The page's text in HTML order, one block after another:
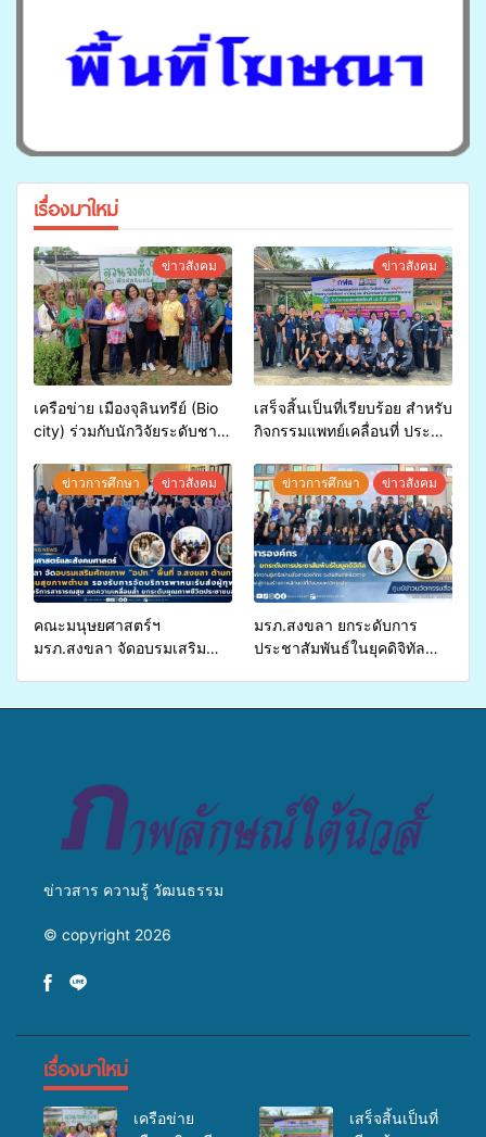
เรื่องมาใหม่
ข่าวสังคม
เครือข่าย เมืองจุลินทรีย์ (Bio
city) ร่วมกับนักวิจัยระดับชาติ
ประโยชน์จากสาหร่ายและ
เห็ดไมคอร์ไรซาสำหรับปลูกไม้
มีค่า-พืชเศรษฐกิจ”
ข่าวสังคม
เสร็จสิ้นเป็นที่เรียบร้อย สำหรับ
กิจกรรมแพทย์เคลื่อนที่ ประจำ
สุขภาพแก่ประชาชนในพื้นที่
อำเภอจะนะ
ข่าวการศึกษา ข่าวสังคม
คณะมนุษยศาสตร์ฯ
มรภ.สงขลา จัดอบรมเสริม
เหลื่อมล้ำ ยกระดับคุณภาพ
ชีวิตประชาชนอย่างยั่งยืน
ข่าวการศึกษา ข่าวสังคม
มรภ.สงขลา ยกระดับการ
ประชาสัมพันธ์ในยุคดิจิทัล
ข่าวสาร ความรู้ วัฒนธรรม
© copyright 2026
เรื่องมาใหม่
เครือข่าย
เสร็จสิ้นเป็นที่